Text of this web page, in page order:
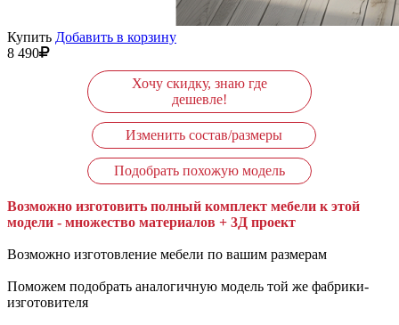
Купить Добавить в корзину
8 490
Хочу скидку, знаю где
дешевле!
Изменить состав/размеры
Подобрать похожую модель
Возможно изготовить полный комплект мебели к этой
модели - множество материалов + 3Д проект
Возможно изготовление мебели по вашим размерам
Поможем подобрать аналогичную модель той же фабрики-
изготовителя